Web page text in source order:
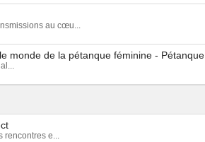
au cœu...
monde de la pétanque féminine - Pétanque
rencontres e...